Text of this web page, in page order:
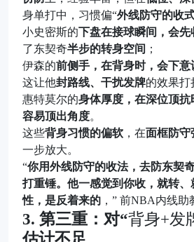
身单打中，习惯偏“外线防守的收
小史密斯的下盘在接球瞬间，会先
了东契奇半步的转身空间 ；
伊森的前侧手，在背身时，会下
这让他封路线、干扰发牌的效果打
惠特莫尔的身体厚度，在深位顶
容易顶出角度。
这些背身习惯的偏软 ，在面框防守
一步放大。
“你用外线防守的收法，去防东契
打重锤。他一感觉到你收，就转
性，是反着来的 ，” 前NBA内线助
3. 第三重：对“背身+发